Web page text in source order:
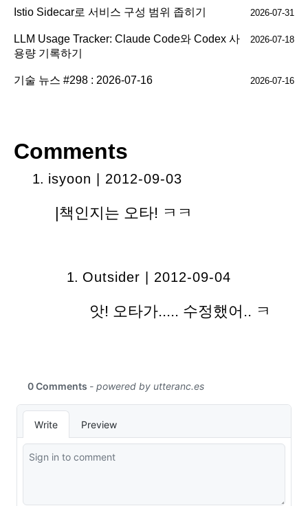
Istio Sidecar로 서비스 구성 범위 좁히기 2026-07-31
LLM Usage Tracker: Claude Code와 Codex 사
용량 기록하기
2026-07-18
기술 뉴스 #298 : 2026-07-16 2026-07-16
Comments
isyoon | 2012-09-03
|책인지는 오타! ㅋㅋ
Outsider | 2012-09-04
앗! 오타가..... 수정했어.. ㅋ